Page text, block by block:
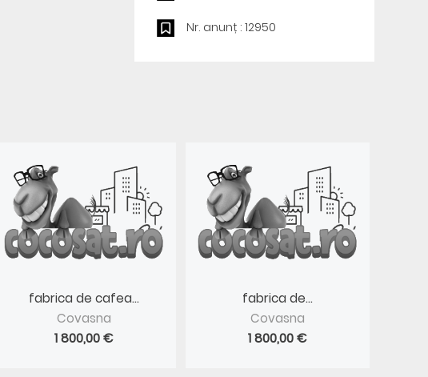
Nr. anunț : 12950
fabrica de cafea...
Covasna
1 800,00 €
fabrica de...
Covasna
1 800,00 €